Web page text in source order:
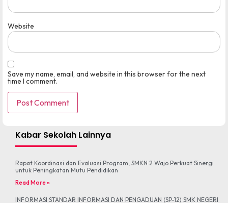
Website
Save my name, email, and website in this browser for the next
time I comment.
Kabar Sekolah Lainnya
Rapat Koordinasi dan Evaluasi Program, SMKN 2 Wajo Perkuat Sinergi
untuk Peningkatan Mutu Pendidikan
Read More »
INFORMASI STANDAR INFORMASI DAN PENGADUAN (SP-12) SMK NEGERI